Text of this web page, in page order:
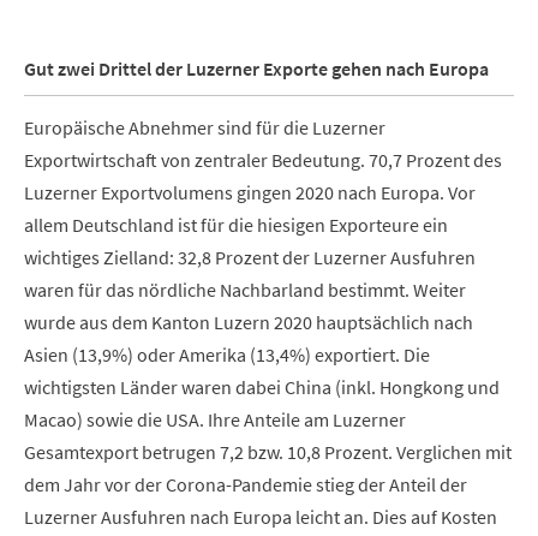
Gut zwei Drittel der Luzerner Exporte gehen nach Europa
Europäische Abnehmer sind für die Luzerner
Exportwirtschaft von zentraler Bedeutung. 70,7 Prozent des
Luzerner Exportvolumens gingen 2020 nach Europa. Vor
allem Deutschland ist für die hiesigen Exporteure ein
wichtiges Zielland: 32,8 Prozent der Luzerner Ausfuhren
waren für das nördliche Nachbarland bestimmt. Weiter
wurde aus dem Kanton Luzern 2020 hauptsächlich nach
Asien (13,9%) oder Amerika (13,4%) exportiert. Die
wichtigsten Länder waren dabei China (inkl. Hongkong und
Macao) sowie die USA. Ihre Anteile am Luzerner
Gesamtexport betrugen 7,2 bzw. 10,8 Prozent. Verglichen mit
dem Jahr vor der Corona-Pandemie stieg der Anteil der
Luzerner Ausfuhren nach Europa leicht an. Dies auf Kosten